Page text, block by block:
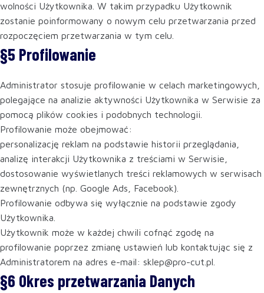
wolności Użytkownika. W takim przypadku Użytkownik
zostanie poinformowany o nowym celu przetwarzania przed
rozpoczęciem przetwarzania w tym celu.
§5 Profilowanie
Administrator stosuje profilowanie w celach marketingowych,
polegające na analizie aktywności Użytkownika w Serwisie za
pomocą plików cookies i podobnych technologii.
Profilowanie może obejmować:
personalizację reklam na podstawie historii przeglądania,
analizę interakcji Użytkownika z treściami w Serwisie,
dostosowanie wyświetlanych treści reklamowych w serwisach
zewnętrznych (np. Google Ads, Facebook).
Profilowanie odbywa się wyłącznie na podstawie zgody
Użytkownika.
Użytkownik może w każdej chwili cofnąć zgodę na
profilowanie poprzez zmianę ustawień lub kontaktując się z
Administratorem na adres e-mail: sklep@pro-cut.pl.
§6 Okres przetwarzania Danych